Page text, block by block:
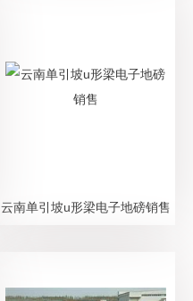
云南单引坡u形梁电子地磅销售